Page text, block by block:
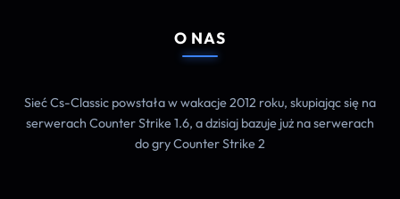
O NAS
Sieć Cs-Classic powstała w wakacje 2012 roku, skupiając się na
serwerach Counter Strike 1.6, a dzisiaj bazuje już na serwerach
do gry Counter Strike 2